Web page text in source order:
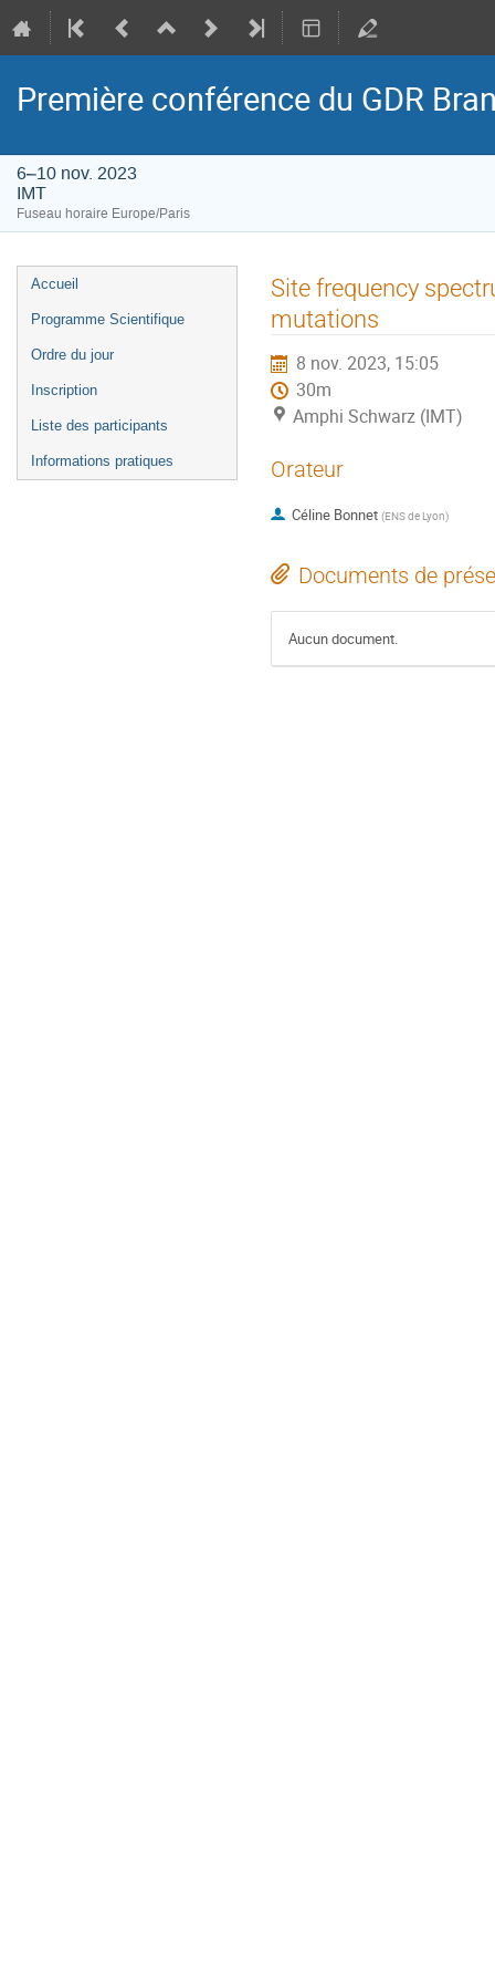
Première conférence du GDR
6–10 nov. 2023
IMT
Fuseau horaire Europe/Paris
Menu
de
Accueil
Programme Scientifique
Ordre du jour
Inscription
Liste des participants
Informations pratiques
Site frequency
mutations
8 nov. 2023, 15:05
30m
Amphi Schwarz (IMT)
Orateur
Céline Bonnet (ENS de Lyon)
Documents de
Aucun document.